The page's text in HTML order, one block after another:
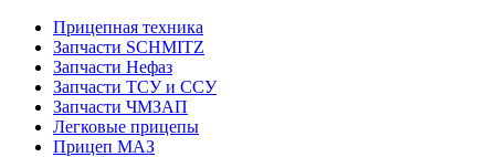
Прицепная техника
Запчасти SCHMITZ
Запчасти Нефаз
Запчасти ТСУ и ССУ
Запчасти ЧМЗАП
Легковые прицепы
Прицеп МАЗ